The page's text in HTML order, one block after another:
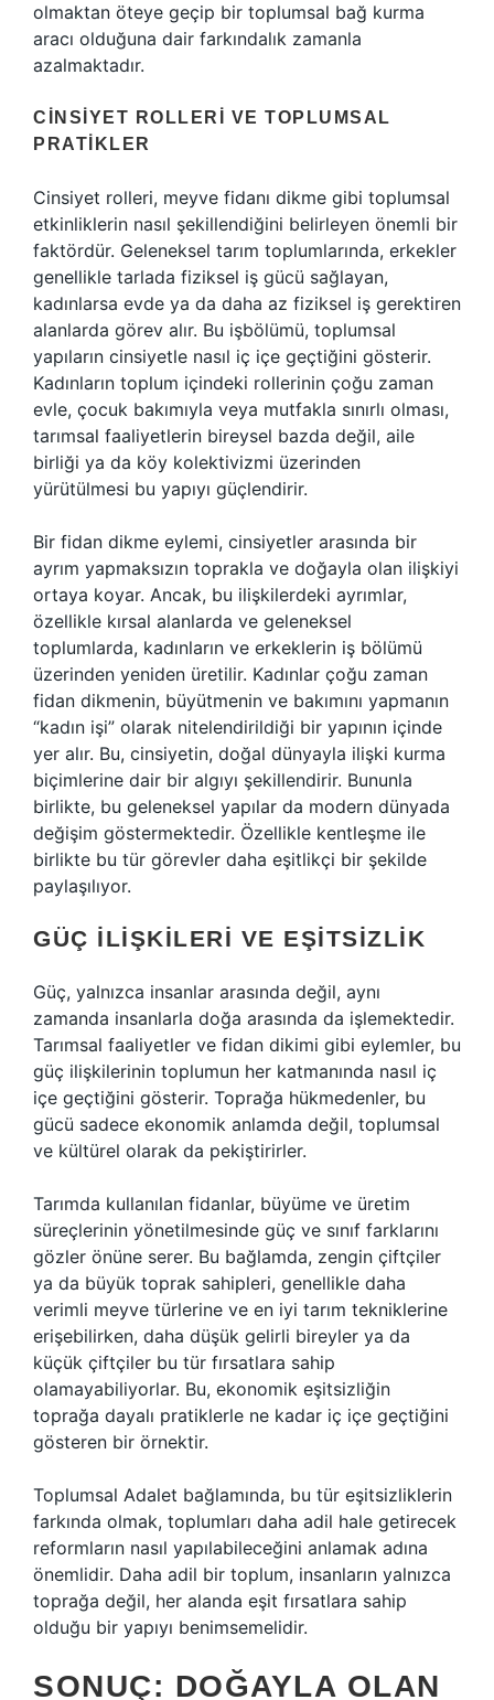
olmaktan öteye geçip bir toplumsal bağ kurma
aracı olduğuna dair farkındalık zamanla
azalmaktadır.
CINSIYET ROLLERI VE TOPLUMSAL
PRATIKLER
Cinsiyet rolleri, meyve fidanı dikme gibi toplumsal
etkinliklerin nasıl şekillendiğini belirleyen önemli bir
faktördür. Geleneksel tarım toplumlarında, erkekler
genellikle tarlada fiziksel iş gücü sağlayan,
kadınlarsa evde ya da daha az fiziksel iş gerektiren
alanlarda görev alır. Bu işbölümü, toplumsal
yapıların cinsiyetle nasıl iç içe geçtiğini gösterir.
Kadınların toplum içindeki rollerinin çoğu zaman
evle, çocuk bakımıyla veya mutfakla sınırlı olması,
tarımsal faaliyetlerin bireysel bazda değil, aile
birliği ya da köy kolektivizmi üzerinden
yürütülmesi bu yapıyı güçlendirir.
Bir fidan dikme eylemi, cinsiyetler arasında bir
ayrım yapmaksızın toprakla ve doğayla olan ilişkiyi
ortaya koyar. Ancak, bu ilişkilerdeki ayrımlar,
özellikle kırsal alanlarda ve geleneksel
toplumlarda, kadınların ve erkeklerin iş bölümü
üzerinden yeniden üretilir. Kadınlar çoğu zaman
fidan dikmenin, büyütmenin ve bakımını yapmanın
“kadın işi” olarak nitelendirildiği bir yapının içinde
yer alır. Bu, cinsiyetin, doğal dünyayla ilişki kurma
biçimlerine dair bir algıyı şekillendirir. Bununla
birlikte, bu geleneksel yapılar da modern dünyada
değişim göstermektedir. Özellikle kentleşme ile
birlikte bu tür görevler daha eşitlikçi bir şekilde
paylaşılıyor.
GÜÇ İLIŞKILERI VE EŞITSIZLIK
Güç, yalnızca insanlar arasında değil, aynı
zamanda insanlarla doğa arasında da işlemektedir.
Tarımsal faaliyetler ve fidan dikimi gibi eylemler, bu
güç ilişkilerinin toplumun her katmanında nasıl iç
içe geçtiğini gösterir. Toprağa hükmedenler, bu
gücü sadece ekonomik anlamda değil, toplumsal
ve kültürel olarak da pekiştirirler.
Tarımda kullanılan fidanlar, büyüme ve üretim
süreçlerinin yönetilmesinde güç ve sınıf farklarını
gözler önüne serer. Bu bağlamda, zengin çiftçiler
ya da büyük toprak sahipleri, genellikle daha
verimli meyve türlerine ve en iyi tarım tekniklerine
erişebilirken, daha düşük gelirli bireyler ya da
küçük çiftçiler bu tür fırsatlara sahip
olamayabiliyorlar. Bu, ekonomik eşitsizliğin
toprağa dayalı pratiklerle ne kadar iç içe geçtiğini
gösteren bir örnektir.
Toplumsal Adalet bağlamında, bu tür eşitsizliklerin
farkında olmak, toplumları daha adil hale getirecek
reformların nasıl yapılabileceğini anlamak adına
önemlidir. Daha adil bir toplum, insanların yalnızca
toprağa değil, her alanda eşit fırsatlara sahip
olduğu bir yapıyı benimsemelidir.
SONUÇ: DOĞAYLA OLAN